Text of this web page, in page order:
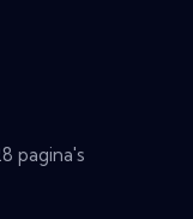
pagina's